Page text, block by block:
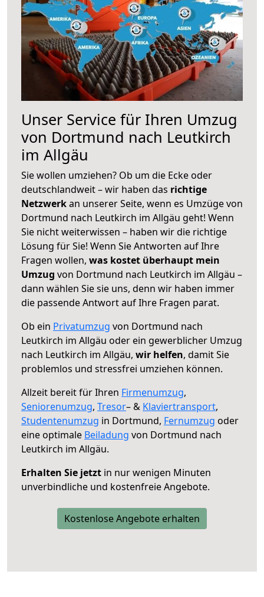
Unser Service für Ihren Umzug
von Dortmund nach Leutkirch
im Allgäu
Sie wollen umziehen? Ob um die Ecke oder
deutschlandweit – wir haben das richtige
Netzwerkan unserer Seite, wenn es Umzüge von
Dortmund nach Leutkirch im Allgäu geht! Wenn
Sie nicht weiterwissen – haben wir die richtige
Lösung für Sie! Wenn Sie Antworten auf Ihre
Fragen wollen, was kostet überhaupt mein
Umzug von Dortmund nach Leutkirch im Allgäu –
dann wählen Sie sie uns, denn wir haben immer
die passende Antwort auf Ihre Fragen parat.
Ob ein Privatumzug von Dortmund nach
Leutkirch im Allgäu oder ein gewerblicher Umzug
nach Leutkirch im Allgäu, wir helfen, damit Sie
problemlos und stressfrei umziehen können.
Allzeit bereit für Ihren Firmenumzug,
Seniorenumzug, Tresor– & Klaviertransport,
Studentenumzug in Dortmund, Fernumzug oder
eine optimale Beiladung von Dortmund nach
Leutkirch im Allgäu.
Erhalten Sie jetzt in nur wenigen Minuten
unverbindliche und kostenfreie Angebote.
Kostenlose Angebote erhalten